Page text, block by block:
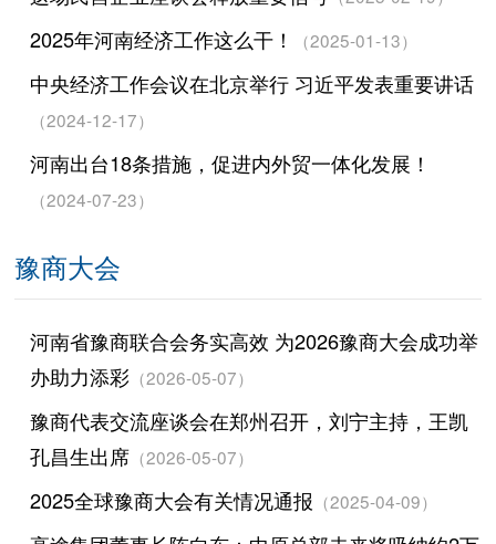
2025年河南经济工作这么干！ （2025-01-13）
中央经济工作会议在北京举行 习近平发表重要讲话
（2024-12-17）
河南出台18条措施，促进内外贸一体化发展！
（2024-07-23）
豫商大会
河南省豫商联合会务实高效 为2026豫商大会成功举
办助力添彩（2026-05-07）
豫商代表交流座谈会在郑州召开，刘宁主持，王凯
孔昌生出席（2026-05-07）
2025全球豫商大会有关情况通报 （2025-04-09）